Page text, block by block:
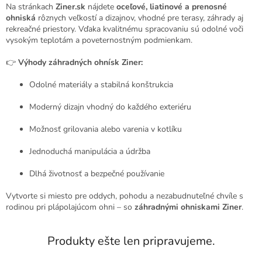
Na stránkach Ziner.sk nájdete oceľové, liatinové a prenosné
ohniská rôznych veľkostí a dizajnov, vhodné pre terasy, záhrady aj
rekreačné priestory. Vďaka kvalitnému spracovaniu sú odolné voči
vysokým teplotám a poveternostným podmienkam.
👉 Výhody záhradných ohnísk Ziner:
Odolné materiály a stabilná konštrukcia
Moderný dizajn vhodný do každého exteriéru
Možnosť grilovania alebo varenia v kotlíku
Jednoduchá manipulácia a údržba
Dlhá životnosť a bezpečné používanie
Vytvorte si miesto pre oddych, pohodu a nezabudnuteľné chvíle s
rodinou pri plápolajúcom ohni – so záhradnými ohniskami Ziner.
Produkty ešte len pripravujeme.